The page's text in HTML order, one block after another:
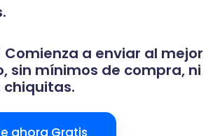
Comienza a enviar al mejor
sin mínimos de compra, ni
chiquitas.
ahora Gratis